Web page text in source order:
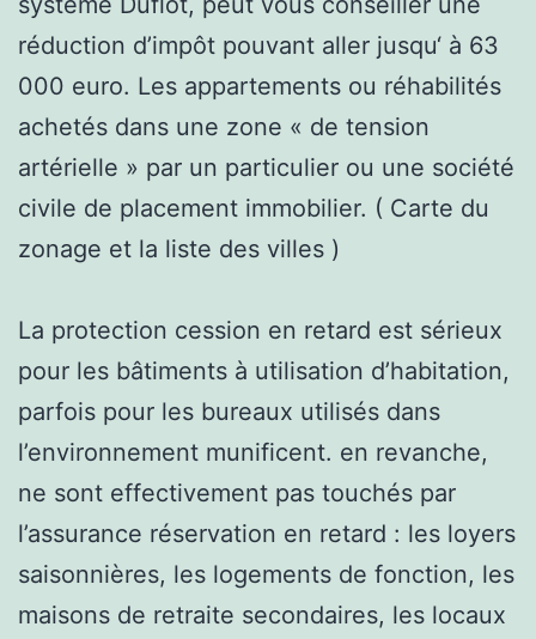
réduction d’impôt pouvant aller jusqu‘ à 63
000 euro. Les appartements ou réhabilités
achetés dans une zone « de tension
artérielle » par un particulier ou une société
civile de placement immobilier. ( Carte du
zonage et la liste des villes )
La protection cession en retard est sérieux
pour les bâtiments à utilisation d’habitation,
parfois pour les bureaux utilisés dans
l’environnement munificent. en revanche,
ne sont effectivement pas touchés par
l’assurance réservation en retard : les loyers
saisonnières, les logements de fonction, les
maisons de retraite secondaires, les locaux